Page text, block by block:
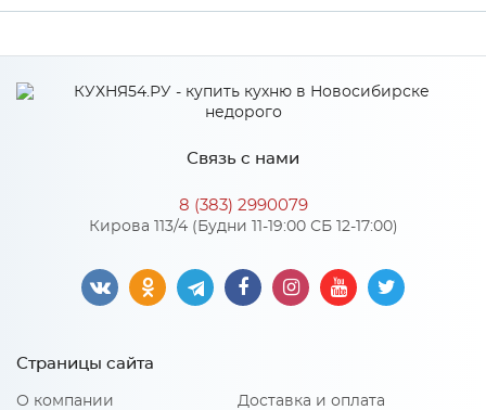
Высота 2000
Эмалекс белый
Связь с нами
8 (383) 2990079
Кирова 113/4 (Будни 11-19:00 СБ 12-17:00)
Страницы сайта
О компании Доставка и оплата